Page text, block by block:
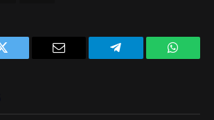
Twitter Email Telegram